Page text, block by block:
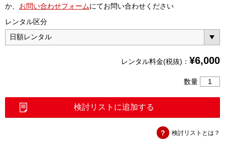
か、 お問い合わせフォームにてお問い合わせください
レンタル区分
レンタル料金(税抜)： ¥6,000
数量
工
検討リストに追加する
検討リストとは？